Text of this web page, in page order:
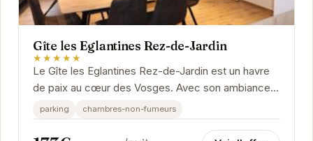
Gîte les Eglantines Rez-de-Jardin
★★★★★
Le Gîte les Eglantines Rez-de-Jardin est un havre
de paix au cœur des Vosges. Avec son ambiance
chaleureuse et ses équipements modernes, il
offre...
parking chambres-non-fumeurs